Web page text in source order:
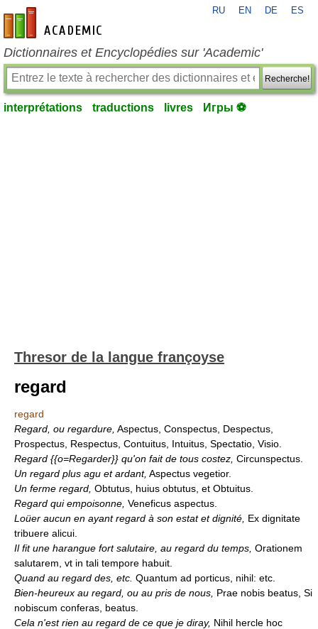
fr-academic.com
RU EN DE ES
Dictionnaires et Encyclopédies sur 'Academic'
Recherche!
interprétations traductions livres Игры ⚽
Thresor de la langue françoyse
regard
regard
Regard, ou regardure, Aspectus, Conspectus, Despectus,
Prospectus, Respectus, Contuitus, Intuitus, Spectatio, Visio.
Regard {{o=Regarder}} qu'on fait de tous costez, Circunspectus.
Un regard plus agu et ardant, Aspectus vegetior.
Un ferme regard, Obtutus, huius obtutus, et Obtuitus.
Regard qui empoisonne, Veneficus aspectus.
Loüer aucun en ayant regard à son estat et dignité, Ex dignitate
tribuere alicui.
Il fit une harangue fort salutaire, au regard du temps, Orationem
salutarem, vt in tali tempore habuit.
Quand au regard des, etc. Quantum ad porticus, nihil: etc.
Bien-heureux au regard, ou au pris de nous, Prae nobis beatus, Si
nobiscum conferas, beatus.
Cela n'est rien au regard de ce que je diray, Nihil hercle hoc